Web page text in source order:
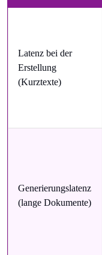
Latenz bei der
Erstellung
(Kurztexte)
Generierungslatenz
(lange Dokumente)